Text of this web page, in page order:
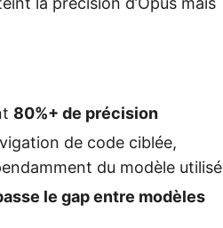
80%+ de précision
de code ciblée,
du modèle utilisé
le gap entre modèles